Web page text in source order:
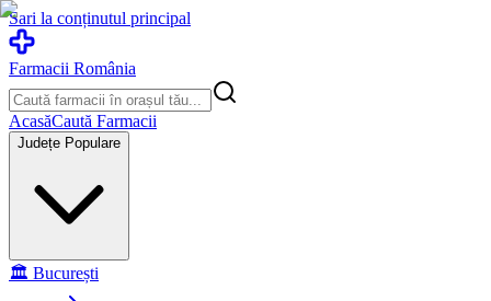
Sari la conținutul principal
Farmacii România
AcasăCaută Farmacii
Județe Populare
🏛️ București